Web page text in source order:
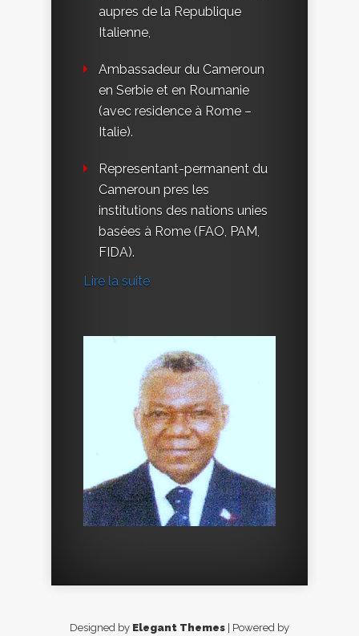
aupres de la Republique
Italienne,
Ambassadeur du Cameroun
en Serbie et en Roumanie
(avec residence à Rome –
Italie).
Representant-permanent du
Cameroun pres les
institutions des nations unies
basées à Rome (FAO, PAM,
FIDA).
Lire la suite
Designed by Elegant Themes | Powered by